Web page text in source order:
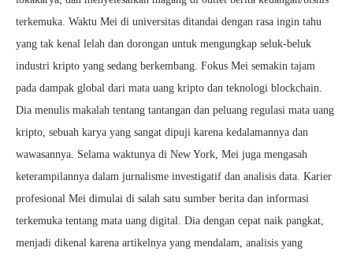
terkemuka. Waktu Mei di universitas ditandai dengan rasa ingin tahu
yang tak kenal lelah dan dorongan untuk mengungkap seluk-beluk
industri kripto yang sedang berkembang. Fokus Mei semakin tajam
pada dampak global dari mata uang kripto dan teknologi blockchain.
Dia menulis makalah tentang tantangan dan peluang regulasi mata uang
kripto, sebuah karya yang sangat dipuji karena kedalamannya dan
wawasannya. Selama waktunya di New York, Mei juga mengasah
keterampilannya dalam jurnalisme investigatif dan analisis data. Karier
profesional Mei dimulai di salah satu sumber berita dan informasi
terkemuka tentang mata uang digital. Dia dengan cepat naik pangkat,
menjadi dikenal karena artikelnya yang mendalam, analisis yang